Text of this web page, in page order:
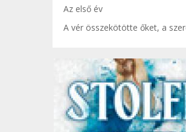
Az első év
A vér összekötötte őket, a